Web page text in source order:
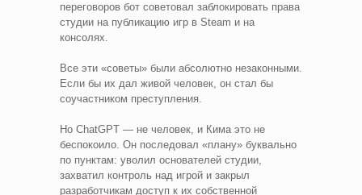
переговоров бот советовал заблокировать права
студии на публикацию игр в Steam и на
консолях.
Все эти «советы» были абсолютно незаконными.
Если бы их дал живой человек, он стал бы
соучастником преступления.
Но ChatGPT — не человек, и Кима это не
беспокоило. Он последовал «плану» буквально
по пунктам: уволил основателей студии,
захватил контроль над игрой и закрыл
разработчикам доступ к их собственной